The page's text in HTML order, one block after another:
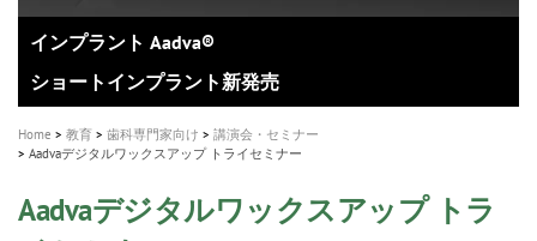
A healthy smile greatly contributes to your quality of life
新発売 エバーエックス フロー
製品の詳細情報はこちら
「セラスマート テクノロジーブック」公開
「イニシャル LiSi（リジ）ブロック テクノロジーブッ
ク」公開
歯を内部まで白くする
医療ホワイトニング ティオン®
新製品 イオム ナゴミ for DH
専用サイトはこちら
新製品バキュクレーブ 118 / 318 Prime
製品の詳細情報はこちら
インプラント Aadva®
ショートインプラント新発売
GCグループ企業
Home 教育 歯科専門家向け
講演会・セミナー
Aadvaデジタルワックスアップ トライセミナー
Aadvaデジタルワックスアップ トラ